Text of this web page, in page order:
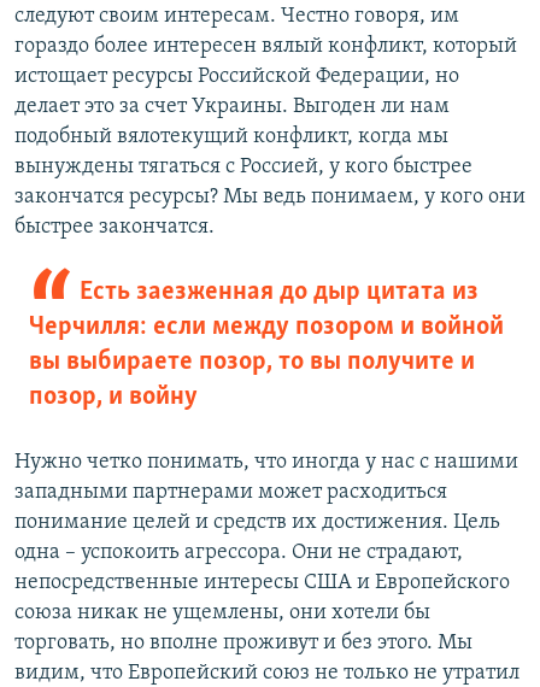
следуют своим интересам. Честно говоря, им
гораздо более интересен вялый конфликт, который
истощает ресурсы Российской Федерации, но
делает это за счет Украины. Выгоден ли нам
подобный вялотекущий конфликт, когда мы
вынуждены тягаться с Россией, у кого быстрее
закончатся ресурсы? Мы ведь понимаем, у кого они
быстрее закончатся.
Есть заезженная до дыр цитата из
Черчилля: если между позором и войной
вы выбираете позор, то вы получите и
позор, и войну
Нужно четко понимать, что иногда у нас с нашими
западными партнерами может расходиться
понимание целей и средств их достижения. Цель
одна – успокоить агрессора. Они не страдают,
непосредственные интересы США и Европейского
союза никак не ущемлены, они хотели бы
торговать, но вполне проживут и без этого. Мы
видим, что Европейский союз не только не утратил